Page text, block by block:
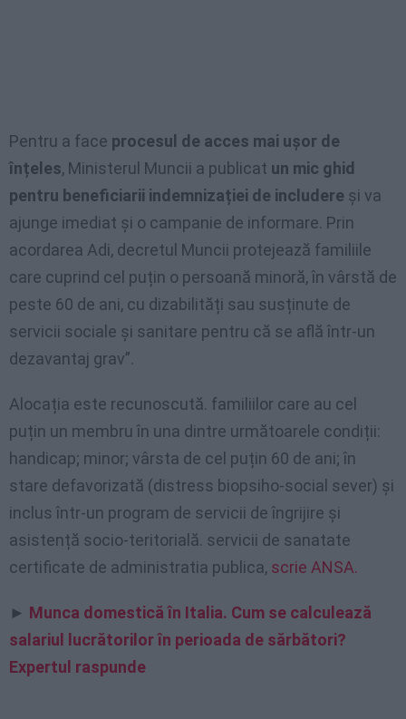
Pentru a face procesul de acces mai ușor de
înțeles, Ministerul Muncii a publicat un mic ghid
pentru beneficiarii indemnizației de includere și va
ajunge imediat și o campanie de informare. Prin
acordarea Adi, decretul Muncii protejează familiile
care cuprind cel puțin o persoană minoră, în vârstă de
peste 60 de ani, cu dizabilități sau susținute de
servicii sociale și sanitare pentru că se află într-un
dezavantaj grav”.
Alocația este recunoscută. familiilor care au cel
puțin un membru în una dintre următoarele condiții:
handicap; minor; vârsta de cel puțin 60 de ani; în
stare defavorizată (distress biopsiho-social sever) și
inclus într-un program de servicii de îngrijire și
asistență socio-teritorială. servicii de sanatate
certificate de administratia publica, scrie ANSA.
► Munca domestică în Italia. Cum se calculează
salariul lucrătorilor în perioada de sărbători?
Expertul raspunde